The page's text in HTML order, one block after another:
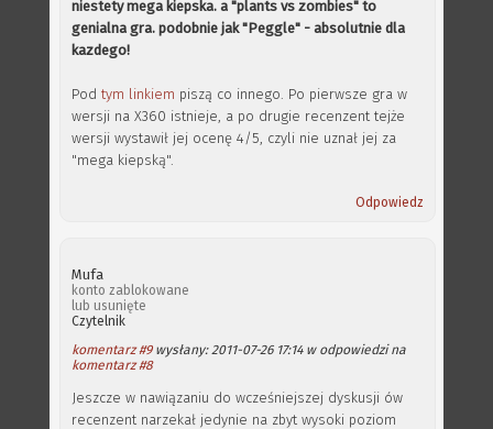
niestety mega kiepska. a "plants vs zombies" to
genialna gra. podobnie jak "Peggle" - absolutnie dla
kazdego!
Pod tym linkiem piszą co innego. Po pierwsze gra w
wersji na X360 istnieje, a po drugie recenzent tejże
wersji wystawił jej ocenę 4/5, czyli nie uznał jej za
"mega kiepską".
Odpowiedz
Mufa
konto zablokowane
lub usunięte
Czytelnik
komentarz #9wysłany: 2011-07-26 17:14 w odpowiedzi na
komentarz #8
Jeszcze w nawiązaniu do wcześniejszej dyskusji ów
recenzent narzekał jedynie na zbyt wysoki poziom